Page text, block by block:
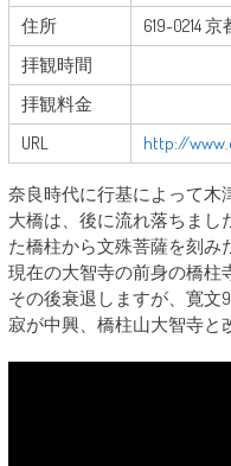
住所
619-0214
拝観時間
拝観料金
URL
http://
奈良時代に行基によって木
大橋は、後に流れ落ちまし
た橋柱から文殊菩薩を刻み
現在の大智寺の前身の橋柱
その後衰退しますが、寛文
寂が中興、橋柱山大智寺と